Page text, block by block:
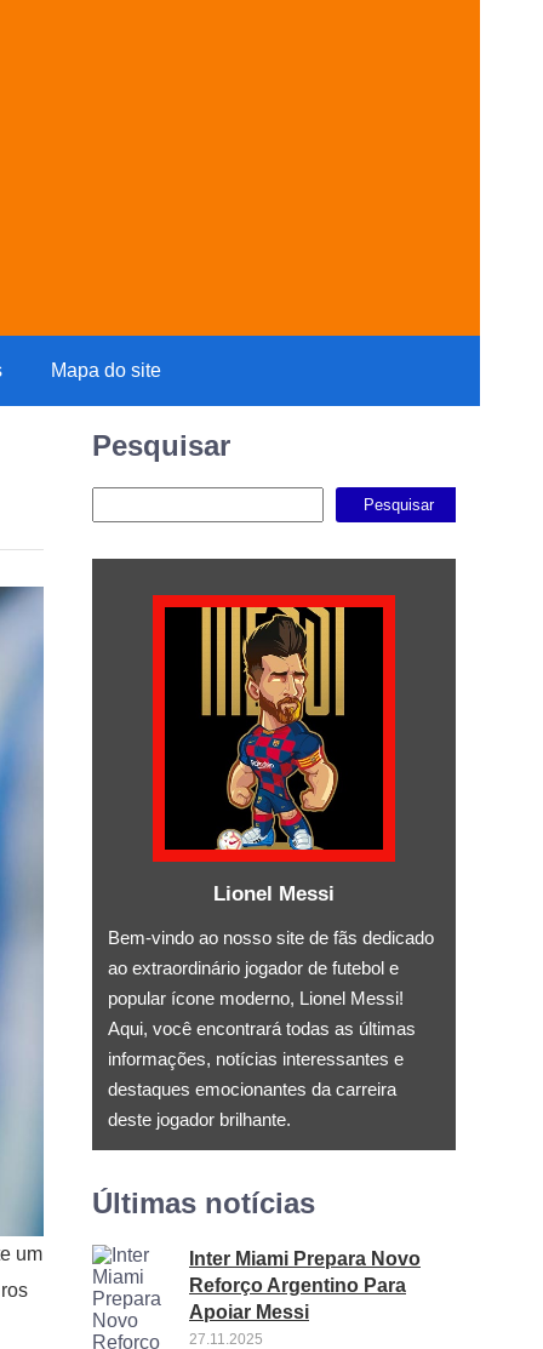
Mapa do site
um
Pesquisar
Pesquisar
Lionel Messi
Bem-vindo ao nosso site de fãs dedicado
ao extraordinário jogador de futebol e
popular ícone moderno, Lionel Messi!
Aqui, você encontrará todas as últimas
informações, notícias interessantes e
destaques emocionantes da carreira
deste jogador brilhante.
Últimas notícias
Inter Miami Prepara Novo
Reforço Argentino Para
Apoiar Messi
27.11.2025